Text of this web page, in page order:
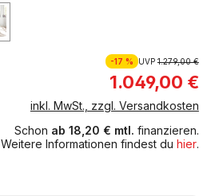
-17 % UVP1.279,00 €
1.049,00 €
inkl. MwSt., zzgl. Versandkosten
Schon ab 18,20 € mtl. finanzieren.
Weitere Informationen findest du hier.